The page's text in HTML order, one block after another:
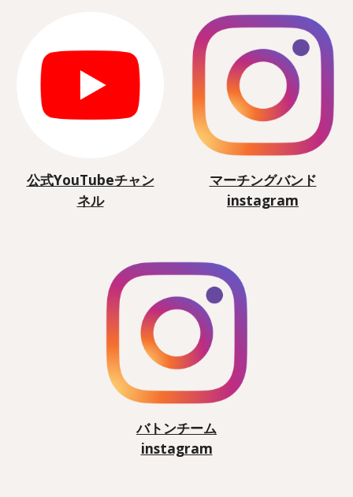
公式YouTubeチャン
ネル
マーチングバンド
instagram
バトンチーム
instagram